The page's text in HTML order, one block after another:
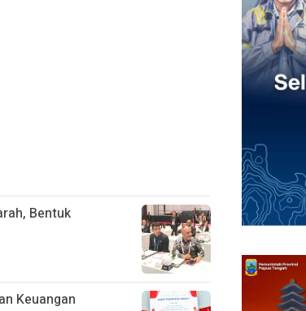
Bentuk
Keuangan